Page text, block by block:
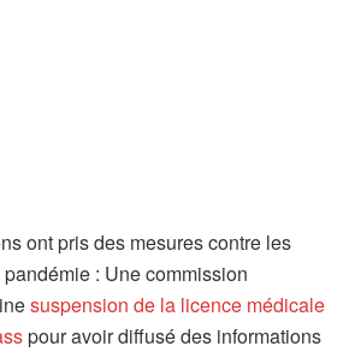
ont pris des mesures contre les
: Une commission
suspension de la licence médicale
pour avoir diffusé des informations